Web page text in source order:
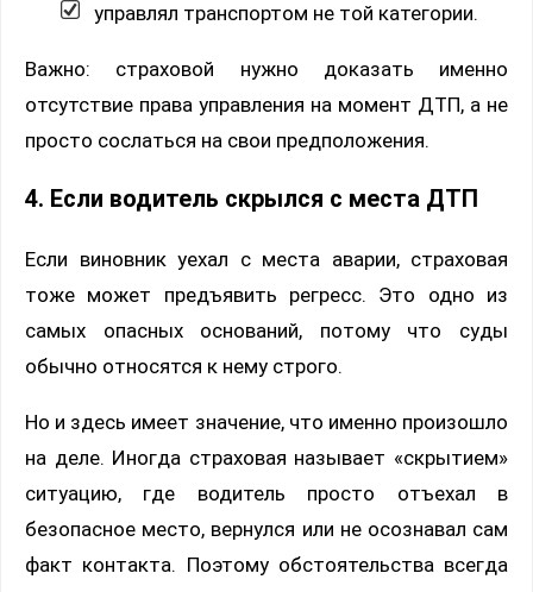
управлял транспортом не той категории.
Важно: страховой нужно доказать именно
отсутствие права управления на момент ДТП, а не
просто сослаться на свои предположения.
4. Если водитель скрылся с места ДТП
Если виновник уехал с места аварии, страховая
тоже может предъявить регресс. Это одно из
самых опасных оснований, потому что суды
обычно относятся к нему строго.
Но и здесь имеет значение, что именно произошло
на деле. Иногда страховая называет «скрытием»
ситуацию, где водитель просто отъехал в
безопасное место, вернулся или не осознавал сам
факт контакта. Поэтому обстоятельства всегда